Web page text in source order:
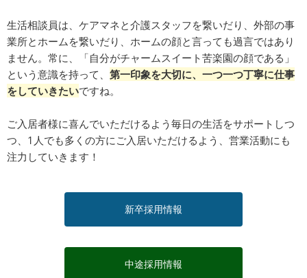
生活相談員は、ケアマネと介護スタッフを繋いだり、外部の事
業所とホームを繋いだり、ホームの顔と言っても過言ではあり
ません。常に、「自分がチャームスイート苦楽園の顔である」
という意識を持って、 第一印象を大切に、一つ一つ丁寧に仕事
をしていきたいですね。
ご入居者様に喜んでいただけるよう毎日の生活をサポートしつ
つ、1人でも多くの方にご入居いただけるよう、営業活動にも
注力していきます！
新卒採用情報
中途採用情報